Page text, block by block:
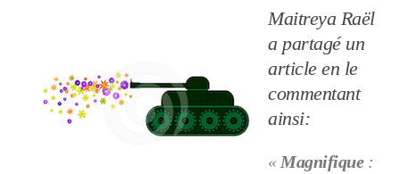
Maitreya Raël
a partagé un
article en le
commentant
ainsi:
« Magnifique: